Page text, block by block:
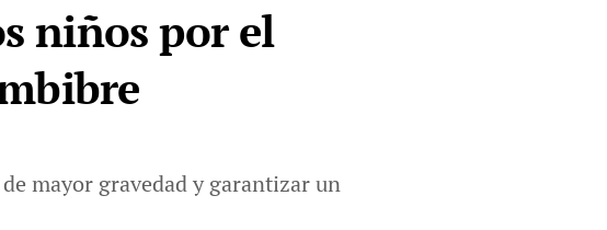
niños por el
mayor gravedad y garantizar un